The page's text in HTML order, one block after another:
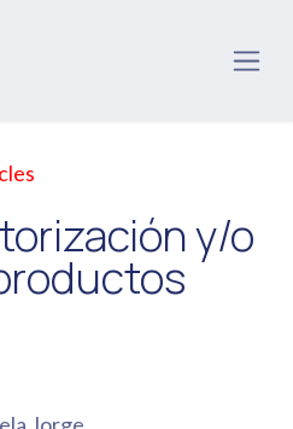
y/o
Jorge